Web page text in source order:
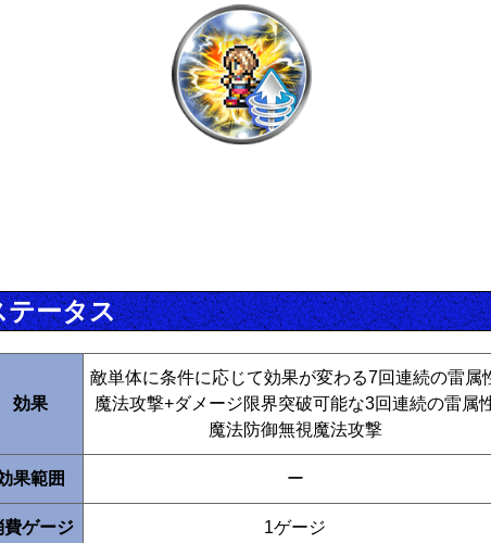
テータス
効果
敵単体に条件に応じて効果が変わる7回連続の雷属
魔法攻撃+ダメージ限界突破可能な3回連続の雷属
魔法防御無視魔法攻撃
果範囲 ー
費ゲージ 1ゲージ